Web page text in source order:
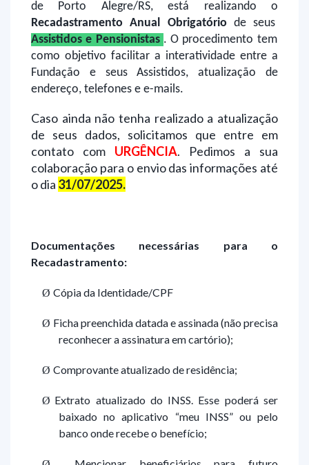
de Porto Alegre/RS, está realizando o
Recadastramento Anual Obrigatório de seus
Assistidos e Pensionistas . O procedimento tem
como objetivo facilitar a interatividade entre a
Fundação e seus Assistidos, atualização de
endereço, telefones e e-mails.
Caso ainda não tenha realizado a atualização
de seus dados, solicitamos que entre em
contato com URGÊNCIA. Pedimos a sua
colaboração para o envio das informações até
o dia 31/07/2025.
Documentações necessárias para o
Recadastramento:
Ø Cópia da Identidade/CPF
Ø Ficha preenchida datada e assinada (não precisa
reconhecer a assinatura em cartório);
Ø Comprovante atualizado de residência;
Ø Extrato atualizado do INSS. Esse poderá ser
baixado no aplicativo “meu INSS” ou pelo
banco onde recebe o benefício;